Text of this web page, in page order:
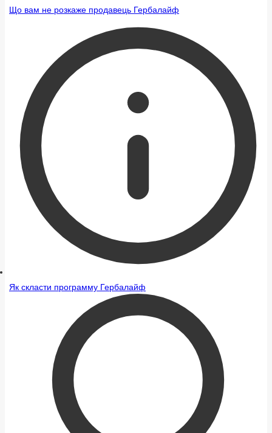
Що вам не розкаже продавець Гербалайф
Як скласти программу Гербалайф